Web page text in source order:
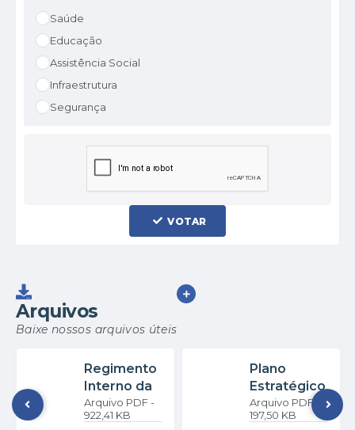
Saúde
Educação
Assistência Social
Infraestrutura
Segurança
VOTAR
Arquivos
Baixe nossos arquivos úteis
Regimento
Interno da
Câmara de
Queiroz
PDF
922,41 KB
Plano
Estratégico
2025/2026
PDF
197,50 KB